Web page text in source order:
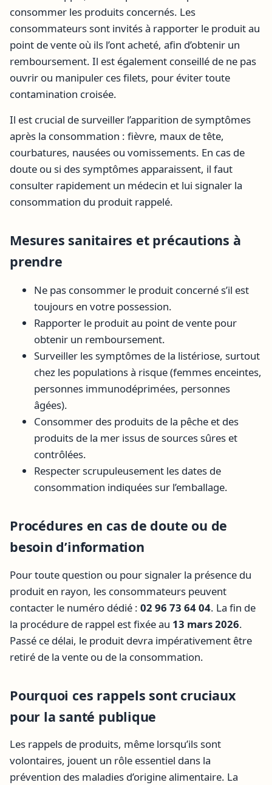
consommer les produits concernés. Les
consommateurs sont invités à rapporter le produit au
point de vente où ils l’ont acheté, afin d’obtenir un
remboursement. Il est également conseillé de ne pas
ouvrir ou manipuler ces filets, pour éviter toute
contamination croisée.
Il est crucial de surveiller l’apparition de symptômes
après la consommation : fièvre, maux de tête,
courbatures, nausées ou vomissements. En cas de
doute ou si des symptômes apparaissent, il faut
consulter rapidement un médecin et lui signaler la
consommation du produit rappelé.
Mesures sanitaires et précautions à
prendre
Ne pas consommer le produit concerné s’il est
toujours en votre possession.
Rapporter le produit au point de vente pour
obtenir un remboursement.
Surveiller les symptômes de la listériose, surtout
chez les populations à risque (femmes enceintes,
personnes immunodéprimées, personnes
âgées).
Consommer des produits de la pêche et des
produits de la mer issus de sources sûres et
contrôlées.
Respecter scrupuleusement les dates de
consommation indiquées sur l’emballage.
Procédures en cas de doute ou de
besoin d’information
Pour toute question ou pour signaler la présence du
produit en rayon, les consommateurs peuvent
contacter le numéro dédié : 02 96 73 64 04. La fin de
la procédure de rappel est fixée au 13 mars 2026.
Passé ce délai, le produit devra impérativement être
retiré de la vente ou de la consommation.
Pourquoi ces rappels sont cruciaux
pour la santé publique
Les rappels de produits, même lorsqu’ils sont
volontaires, jouent un rôle essentiel dans la
prévention des maladies d’origine alimentaire. La